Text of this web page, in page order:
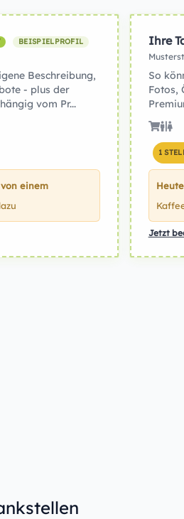
BEISPIELPROFIL
Beschreibung,
- plus der
vom Pr...
einem
Ihre
So
Fotos,
1
Jetzt